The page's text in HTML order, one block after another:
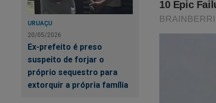
URUAÇU
20/05/2026
Ex-prefeito é preso
suspeito de forjar o
próprio sequestro para
extorquir a própria família
Toda a
Alvorada - A
O livro, que
ao seu
presidiário
contra
perseguição,